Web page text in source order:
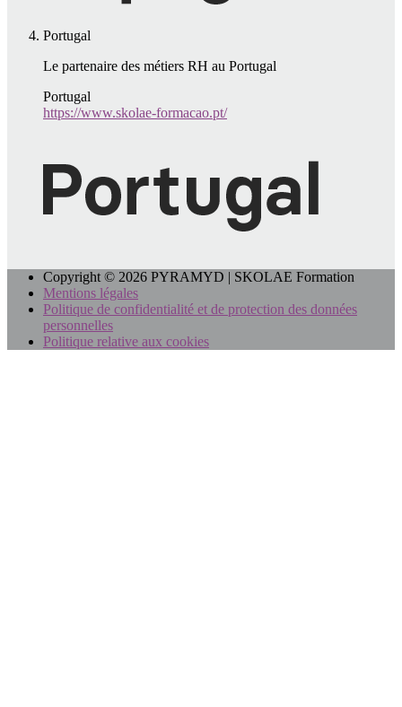
Portugal
Le partenaire des métiers RH au Portugal
Portugal
https://www.skolae-formacao.pt/
Copyright © 2026 PYRAMYD | SKOLAE Formation
Mentions légales
Politique de confidentialité et de protection des données
personnelles
Politique relative aux cookies